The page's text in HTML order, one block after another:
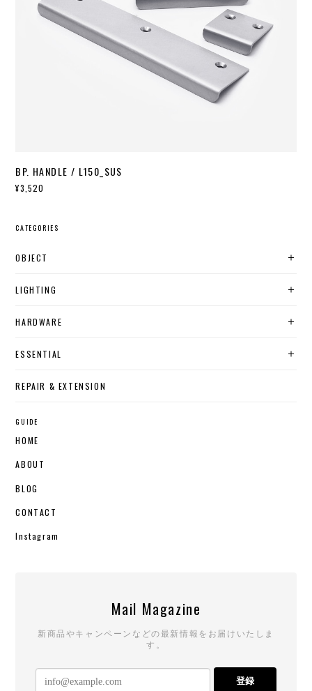
BP. HANDLE / L150_SUS
¥3,520
CATEGORIES
OBJECT
LIGHTING
HARDWARE
ESSENTIAL
REPAIR & EXTENSION
GUIDE
HOME
ABOUT
BLOG
CONTACT
Instagram
Mail Magazine
新商品やキャンペーンなどの最新情報をお届けいたしま
す。
登録